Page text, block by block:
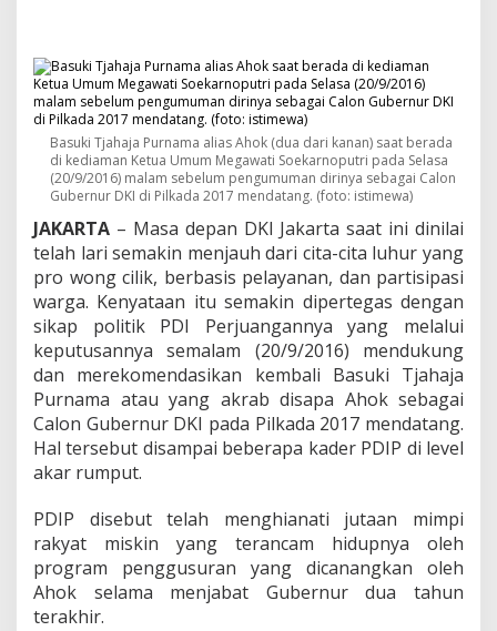
a
i
K
h
i
a
n
t
i
S
u
a
r
a
W
o
n
g
C
i
k
Basuki Tjahaja Purnama alias Ahok (dua dari kanan) saat berada
di kediaman Ketua Umum Megawati Soekarnoputri pada Selasa
(20/9/2016) malam sebelum pengumuman dirinya sebagai Calon
Gubernur DKI di Pilkada 2017 mendatang. (foto: istimewa)
JAKARTA – Masa depan DKI Jakarta saat ini dinilai
telah lari semakin menjauh dari cita-cita luhur yang
pro wong cilik, berbasis pelayanan, dan partisipasi
warga. Kenyataan itu semakin dipertegas dengan
sikap politik PDI Perjuangannya yang melalui
keputusannya semalam (20/9/2016) mendukung
dan merekomendasikan kembali Basuki Tjahaja
Purnama atau yang akrab disapa Ahok sebagai
Calon Gubernur DKI pada Pilkada 2017 mendatang.
Hal tersebut disampai beberapa kader PDIP di level
akar rumput.
PDIP disebut telah menghianati jutaan mimpi
rakyat miskin yang terancam hidupnya oleh
program penggusuran yang dicanangkan oleh
Ahok selama menjabat Gubernur dua tahun
terakhir.